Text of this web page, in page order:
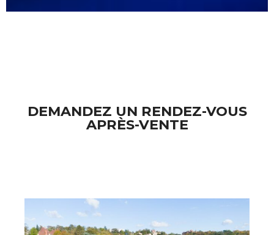
DEMANDEZ UN RENDEZ-VOUS
APRÈS-VENTE